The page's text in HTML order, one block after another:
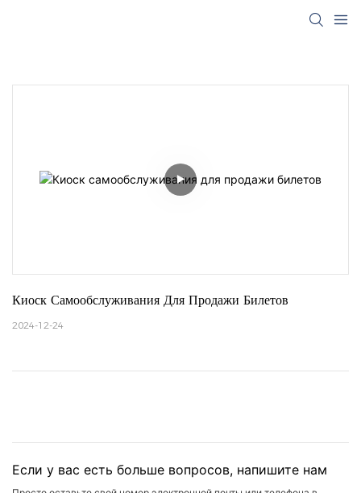
Киоск Самообслуживания Для Продажи Билетов
2024-12-24
Если у вас есть больше вопросов, напишите нам